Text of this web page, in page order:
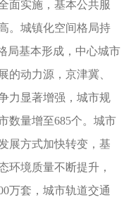
面实施，基本公共服
。城镇化空间格局持
局基本形成，中心城市
的动力源，京津冀、
力显著增强，城市规
数量增至685个。城市
展方式加快转变，基
环境质量不断提升，
万套，城市轨道交通